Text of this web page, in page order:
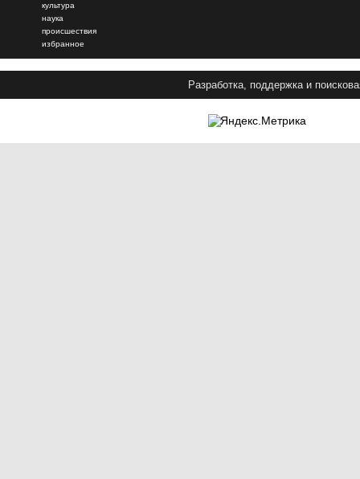
культура
наука
происшествия
избранное
Разработка, поддержка и